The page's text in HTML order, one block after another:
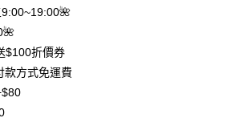
付你分期」，訂單成立後會自動跳轉到大哥付的交易
，選擇欲分期的期數、繳款截止日，確認付款後即完
期數及費用金額請依後續交易確認頁面所載為準。
如未前往確認交易或遇審核未通過，訂單將自動取
未通過狀況，表示未達大哥付你分期系統評分，恕無
付」】
員、不需綁卡、不需儲值。
碼，簡訊認證，即可結帳。
／服務後，再付款。
$100折價券
款方式免運費